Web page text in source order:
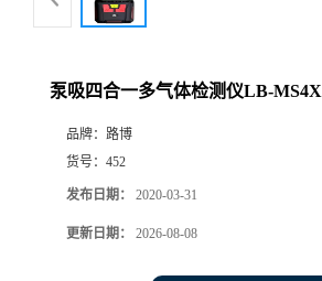
厅
泵吸四合一多气体检测仪LB-MS4X
品牌： 路博
货号： 452
发布日期： 2020-03-31
更新日期： 2026-08-08